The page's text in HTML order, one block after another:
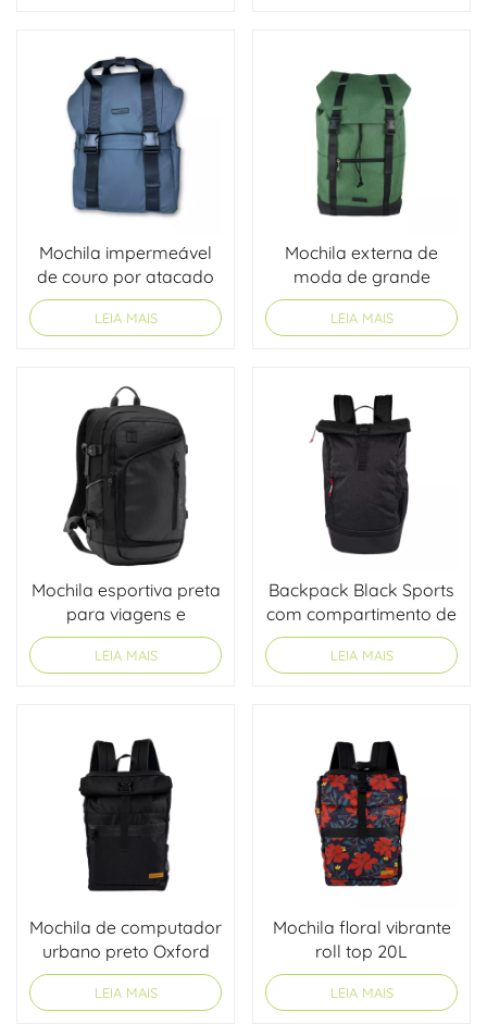
Mochila impermeável
de couro por atacado
com aba de fivela
LEIA MAIS
Mochila externa de
moda de grande
capacidade com
bloqueio de cores OEM
LEIA MAIS
Mochila esportiva preta
para viagens e
escaladas.
LEIA MAIS
Backpack Black Sports
com compartimento de
sapatos
LEIA MAIS
Mochila de computador
urbano preto Oxford
LEIA MAIS
Mochila floral vibrante
roll top 20L
LEIA MAIS